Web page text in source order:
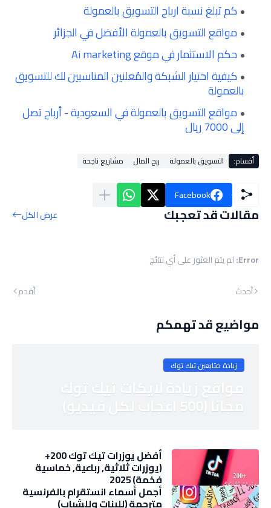
كم تبلغ نسبة ارباح التسويق بالعمولة
مواقع التسويق بالعمولة الأفضل في الجزائر
حكم الاستثمار في موقع Ai marketing
كيفية اختيار الشبكة والمُعلنين المناسبين لك للتسويق
بالعمولة
مواقع التسويق بالعمولة في السعودية - أرباح تصل
إلى 7000 ريال
أقسام: التسويق بالعمولة ربح المال مشاريع ناجحة
Facebook
مقالات قد تعجبك عرض الكل
Error: لم يتم العثور على أي نتائج
أحدث
أقدم
مواضيع قد تهمكم
زيادة متابعين تيك توك
مواقع زيادة لايكات تيك توك
مجانا (500 اعجاب لكل فيديو)
أفضل يوزرات تيك توك 200+
(يوزرات ثلاثية, رباعية, خماسية
فخمة) 2025
أجمل أسماء انستقرام بالفرنسية
مترجمة (للبنات وللشباب)